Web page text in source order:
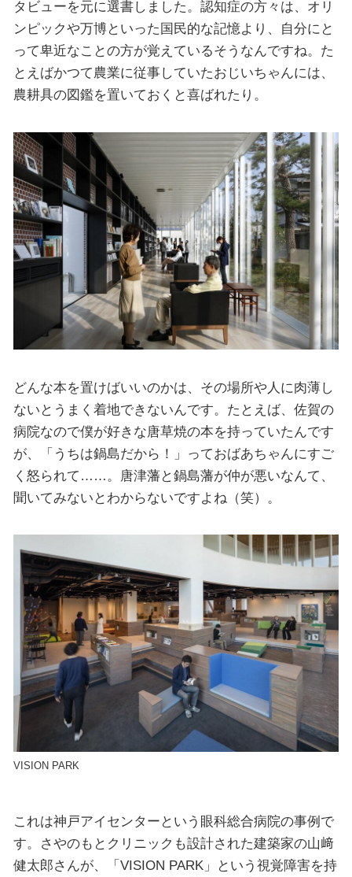
タビューを元に選書しました。認知症の方々は、オリ
ンピックや万博といった国民的な記憶より、自分にと
って卑近なことの方が覚えているそうなんですね。た
とえばかつて農業に従事していたおじいちゃんには、
農耕具の図鑑を置いておくと喜ばれたり。
どんな本を置けばいいのかは、その場所や人に肉薄し
ないとうまく着地できないんです。たとえば、佐賀の
病院なので僕が好きな唐草焼の本を持っていたんです
が、「うちは鍋島だから！」っておばあちゃんにすご
く怒られて……。唐津藩と鍋島藩が仲が悪いなんて、
聞いてみないとわからないですよね（笑）。
VISION PARK
これは神戸アイセンターという眼科総合病院の事例で
す。さやのもとクリニックも設計された建築家の山﨑
健太郎さんが、「VISION PARK」という視覚障害を持